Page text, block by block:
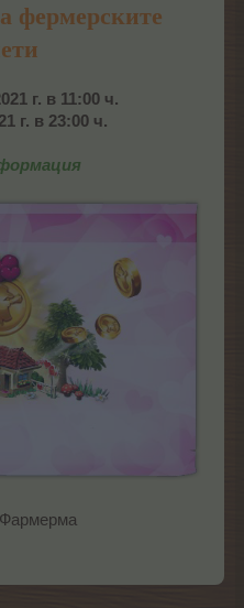
фермерските
г. в 11:00 ч.
г. в 23:00 ч.